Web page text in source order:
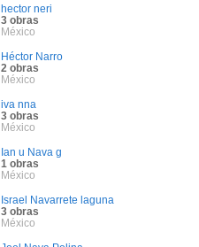
hector neri
3 obras
México
Héctor Narro
2 obras
México
iva nna
3 obras
México
Ian u Nava g
1 obras
México
Israel Navarrete laguna
3 obras
México